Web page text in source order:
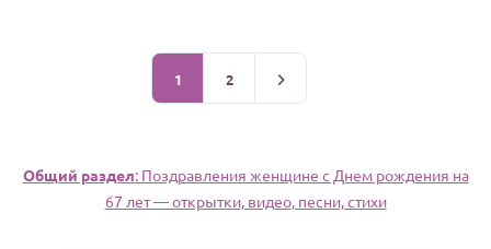
1 2
Общий раздел: Поздравления женщине c Днем рождения на
67 лет — открытки, видео, песни, стихи